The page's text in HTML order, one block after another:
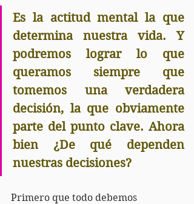
Es la actitud mental la que
determina nuestra vida. Y
podremos lograr lo que
queramos siempre que
tomemos una verdadera
decisión, la que obviamente
parte del punto clave. Ahora
bien ¿De qué dependen
nuestras decisiones?
Primero que todo debemos